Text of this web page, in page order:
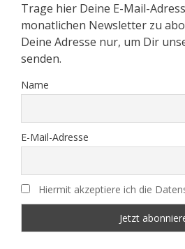
Trage hier Deine E-Mail-
monatlichen Newsletter zu
Deine Adresse nur, um Dir
senden.
Name
E-Mail-Adresse
Hiermit akzeptiere ich die